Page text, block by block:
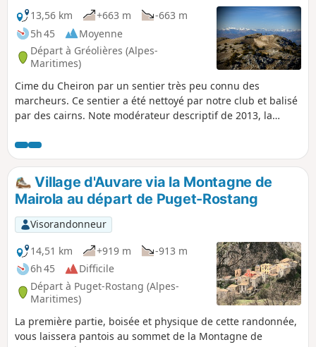
13,56 km
+663 m
-663 m
5h 45
Moyenne
Départ à Gréolières (Alpes-
Maritimes)
Cime du Cheiron par un sentier très peu connu des
marcheurs. Ce sentier a été nettoyé par notre club et balisé
par des cairns. Note modérateur descriptif de 2013, la
concerne les cairns marquant certaines portion. Voir les
avis. GPS ou application Visorando utile.
Village d'Auvare via la Montagne de
Mairola au départ de Puget-Rostang
Visorandonneur
14,51 km
+919 m
-913 m
6h 45
Difficile
Départ à Puget-Rostang (Alpes-
Maritimes)
La première partie, boisée et physique de cette randonnée,
vous laissera pantois au sommet de la Montagne de